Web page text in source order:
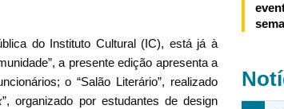
do Instituto Cultural (IC), está já à
a presente edição apresenta a
o “Salão Literário”, realizado
”, organizado por estudantes de design